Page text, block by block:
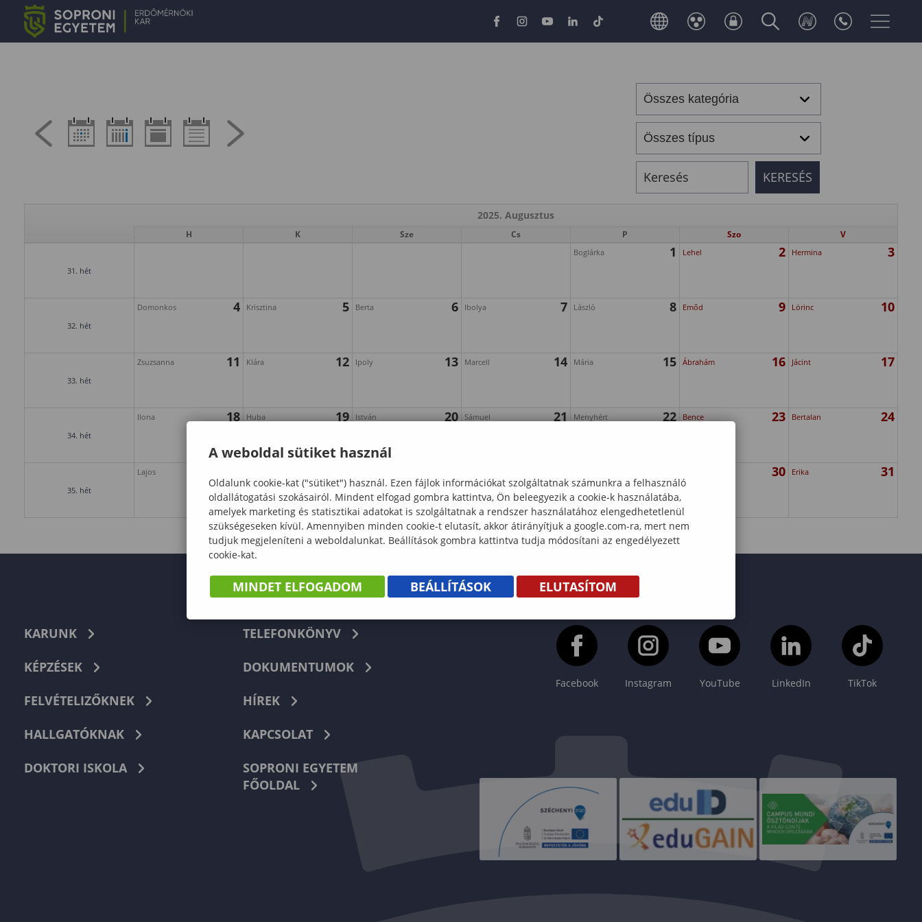
2025. Augusztus
H K Sze Cs P Szo V
31. hét
Boglárka 1 Lehel 2 Hermina 3
32. hét
Domonkos 4 Krisztina 5 Berta 6 Ibolya 7 László 8 Emőd 9 Lörinc 10
33. hét
Zsuzsanna 11 Klára 12 Ipoly 13 Marcell 14 Mária 15 Ábrahám 16 Jácint 17
34. hét
Ilona 18 Huba 19 István 20 Sámuel 21 Menyhért 22 Bence 23 Bertalan 24
35. hét
Lajos 30 Erika 31
KARUNK
KÉPZÉSEK
FELVÉTELIZŐKNEK
HALLGATÓKNAK
DOKTORI ISKOLA
TELEFONKÖNYV
DOKUMENTUMOK
HÍREK
KAPCSOLAT
SOPRONI EGYETEM
FŐOLDAL
Facebook Instagram YouTube LinkedIn TikTok
A weboldal sütiket használ
Oldalunk cookie-kat ("sütiket") használ. Ezen fájlok információkat szolgáltatnak számunkra a felhasználó
oldallátogatási szokásairól. Mindent elfogad gombra kattintva, Ön beleegyezik a cookie-k használatába,
amelyek marketing és statisztikai adatokat is szolgáltatnak a rendszer használatához elengedhetetlenül
szükségeseken kívül. Amennyiben minden cookie-t elutasít, akkor átirányítjuk a google.com-ra, mert nem
tudjuk megjeleníteni a weboldalunkat. Beállítások gombra kattintva tudja módosítani az engedélyezett
cookie-kat.
MINDET ELFOGADOM BEÁLLÍTÁSOK ELUTASÍTOM